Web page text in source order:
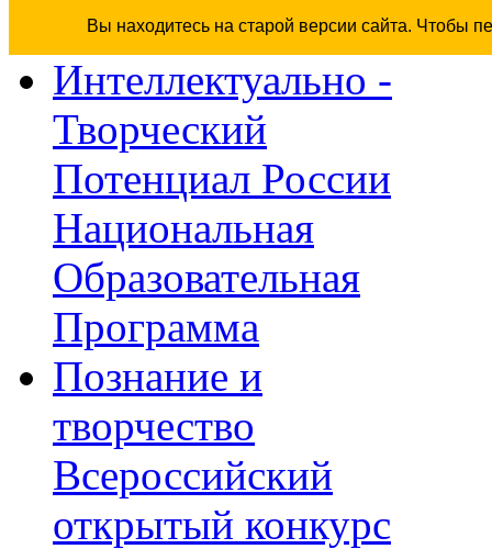
Вы находитесь на старой версии сайта. Чтобы
Интеллектуально -
Творческий
Потенциал России
Национальная
Образовательная
Программа
Познание и
творчество
Всероссийский
открытый конкурс